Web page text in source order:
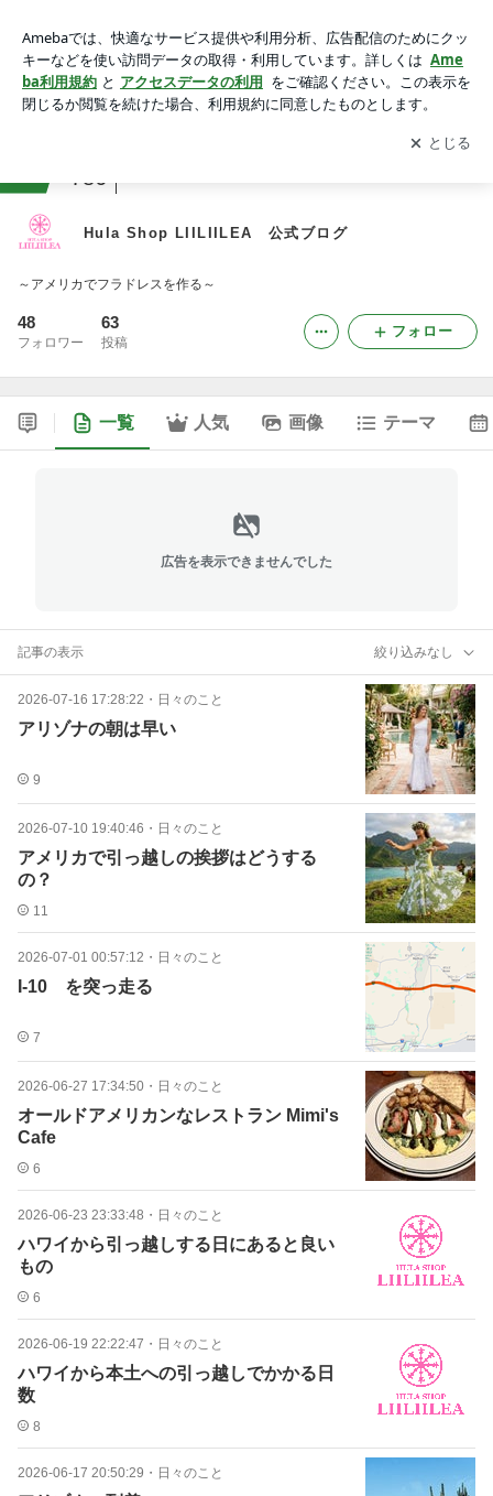
アプリをダウンロードして ブログの更新通知
を受け取りまし
ょう。
開く
786
Hula Shop LIILIILEA 公式ブログ
～アメリカでフラドレスを作る～
48
フォロワー
63
投稿
フォロー
一覧 人気 画像 テーマ
広告を表示できませんでした
記事の表示 絞り込みなし
2026-07-16 17:28:22 ・ 日々のこと
アリゾナの朝は早い
9
2026-07-10 19:40:46 ・ 日々のこと
アメリカで引っ越しの挨拶はどうする
の？
11
2026-07-01 00:57:12 ・ 日々のこと
I-10 を突っ走る
7
2026-06-27 17:34:50 ・ 日々のこと
オールドアメリカンなレストラン Mimi's
Cafe
6
2026-06-23 23:33:48 ・ 日々のこと
ハワイから引っ越しする日にあると良い
もの
6
2026-06-19 22:22:47 ・ 日々のこと
ハワイから本土への引っ越しでかかる日
数
8
2026-06-17 20:50:29 ・ 日々のこと